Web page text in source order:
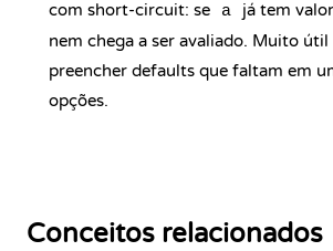
com short-circuit: se
a
já tem
nem chega a ser avaliado. Muito útil
preencher defaults que faltam em
opções.
Conceitos relacionados